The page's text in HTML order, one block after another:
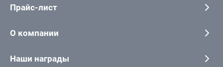
Прайс-лист
О компании
Наши награды